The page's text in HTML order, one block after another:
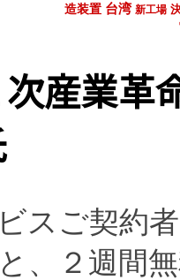
造装置 台湾 新工場
産業革
スご契約
、２週間